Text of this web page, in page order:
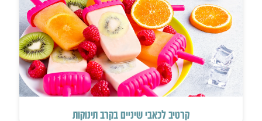
קרטיב לכאבי שיניים בקרב תינוקות